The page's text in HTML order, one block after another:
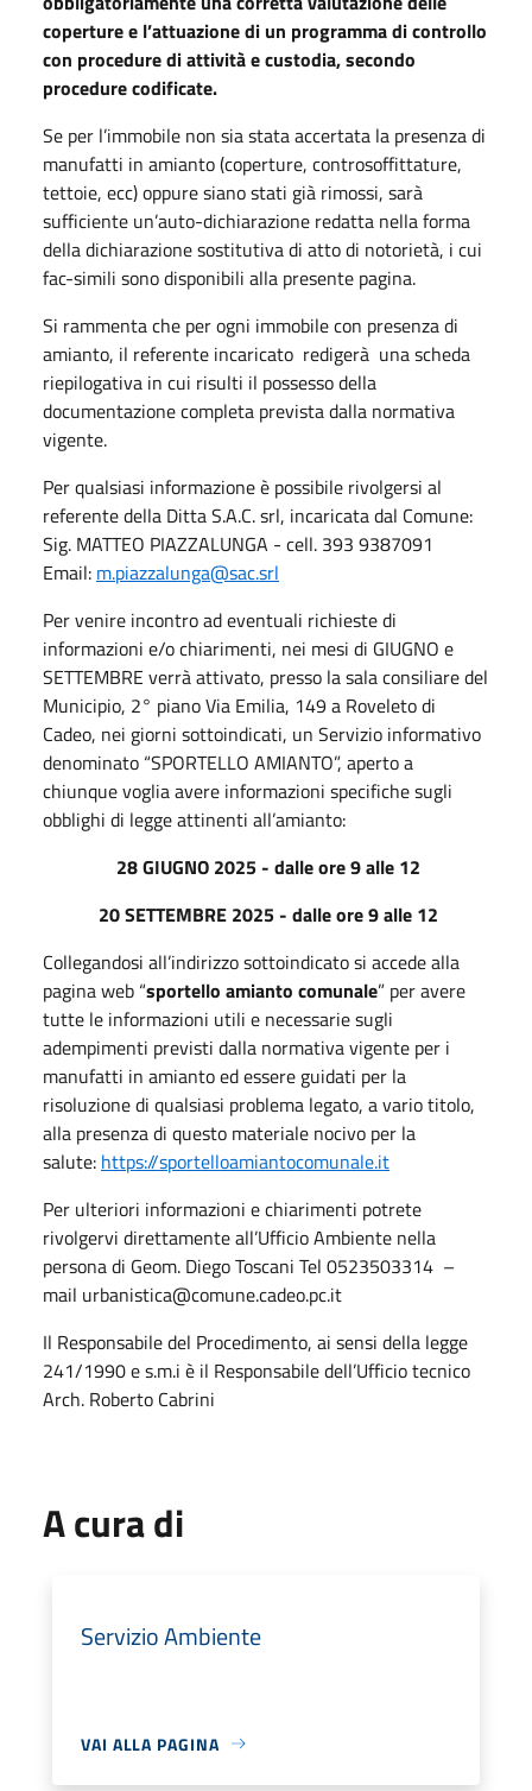
coperture e l’attuazione di un programma di controllo
con procedure di attività e custodia, secondo
procedure codificate.
Se per l’immobile non sia stata accertata la presenza di
manufatti in amianto (coperture, controsoffittature,
tettoie, ecc) oppure siano stati già rimossi, sarà
sufficiente un’auto-dichiarazione redatta nella forma
della dichiarazione sostitutiva di atto di notorietà, i cui
fac-simili sono disponibili alla presente pagina.
Si rammenta che per ogni immobile con presenza di
amianto, il referente incaricato redigerà una scheda
riepilogativa in cui risulti il possesso della
documentazione completa prevista dalla normativa
vigente.
Per qualsiasi informazione è possibile rivolgersi al
referente della Ditta S.A.C. srl, incaricata dal Comune:
Sig. MATTEO PIAZZALUNGA - cell. 393 9387091
Email: m.piazzalunga@sac.srl
Per venire incontro ad eventuali richieste di
informazioni e/o chiarimenti, nei mesi di GIUGNO e
SETTEMBRE verrà attivato, presso la sala consiliare del
Municipio, 2° piano Via Emilia, 149 a Roveleto di
Cadeo, nei giorni sottoindicati, un Servizio informativo
denominato “SPORTELLO AMIANTO”, aperto a
chiunque voglia avere informazioni specifiche sugli
obblighi di legge attinenti all’amianto:
28 GIUGNO 2025 - dalle ore 9 alle 12
20 SETTEMBRE 2025 - dalle ore 9 alle 12
Collegandosi all’indirizzo sottoindicato si accede alla
pagina web “sportello amianto comunale” per avere
tutte le informazioni utili e necessarie sugli
adempimenti previsti dalla normativa vigente per i
manufatti in amianto ed essere guidati per la
risoluzione di qualsiasi problema legato, a vario titolo,
alla presenza di questo materiale nocivo per la
salute: https://sportelloamiantocomunale.it
Per ulteriori informazioni e chiarimenti potrete
rivolgervi direttamente all’Ufficio Ambiente nella
persona di Geom. Diego Toscani Tel 0523503314 –
mail urbanistica@comune.cadeo.pc.it
Il Responsabile del Procedimento, ai sensi della legge
241/1990 e s.m.i è il Responsabile dell’Ufficio tecnico
Arch. Roberto Cabrini
A cura di
Servizio Ambiente
VAI ALLA PAGINA